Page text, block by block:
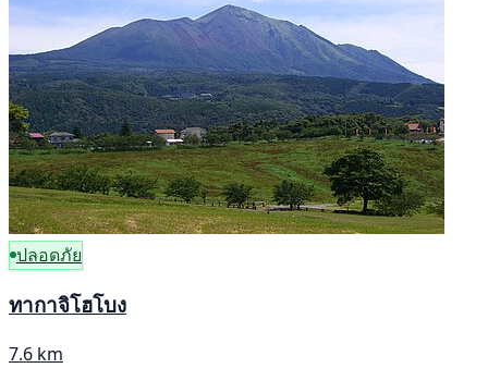
ปลอดภัย
ทากาจิโฮโบง
7.6 km